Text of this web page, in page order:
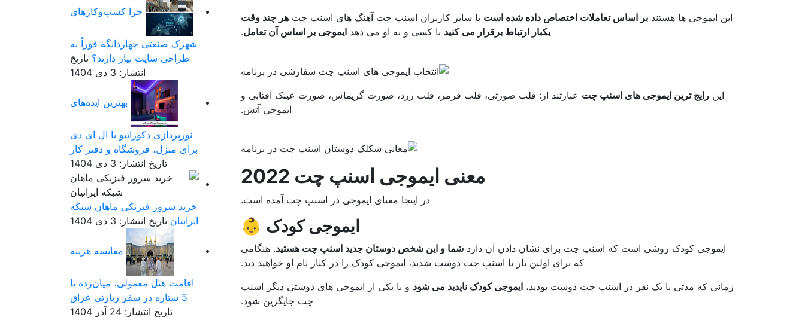
این ایموجی ها هستند بر اساس تعاملات اختصاص داده شده است با سایر کاربران اسنپ چت آهنگ های اسنپ چت هر چند وقت
یکبار ارتباط برقرار می کنید با کسی و به او می دهد ایموجی بر اساس آن تعامل.
این رایج ترین ایموجی های اسنپ چت عبارتند از: قلب صورتی، قلب قرمز، قلب زرد، صورت گریماس، صورت عینک آفتابی و
ایموجی آتش.
معنی ایموجی اسنپ چت 2022
در اینجا معنای ایموجی در اسنپ چت آمده است.
ایموجی کودک 👶
ایموجی کودک روشی است که اسنپ چت برای نشان دادن آن دارد شما و این شخص دوستان جدید اسنپ چت هستید. هنگامی
که برای اولین بار با اسنپ چت دوست شدید، ایموجی کودک را در کنار نام او خواهید دید.
زمانی که مدتی با یک نفر در اسنپ چت دوست بودید، ایموجی کودک ناپدید می شود و با یکی از ایموجی های دوستی دیگر اسنپ
چت جایگزین شود.
چرا کسب‌وکارهای
شهرک صنعتی چهاردانگه فوراً به
طراحی سایت نیاز دارند؟ تاریخ
انتشار: 3 دی 1404
بهترین ایده‌های
نورپردازی دکوراتیو با ال ای دی
برای منزل، فروشگاه و دفتر کار
تاریخ انتشار: 3 دی 1404
خرید سرور فیزیکی ماهان شبکه
ایرانیان تاریخ انتشار: 3 دی 1404
مقایسه هزینه
اقامت هتل معمولی، میان‌رده یا
5 ستاره در سفر زیارتی عراق
تاریخ انتشار: 24 آذر 1404